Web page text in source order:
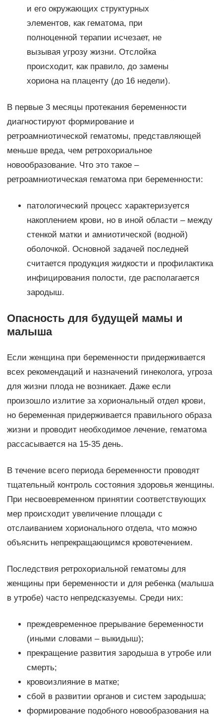
и его окружающих структурных
элементов, как гематома, при
полноценной терапии исчезает, не
вызывая угрозу жизни. Отслойка
происходит, как правило, до замены
хориона на плаценту (до 16 недели).
В первые 3 месяцы протекания беременности
диагностируют формирование и
ретроамниотической гематомы, представляющей
меньше вреда, чем ретрохориальное
новообразование. Что это такое –
ретроамниотическая гематома при беременности:
патологический процесс характеризуется
накоплением крови, но в иной области – между
стенкой матки и амниотической (водной)
оболочкой. Основной задачей последней
считается продукция жидкости и профилактика
инфицирования полости, где располагается
зародыш.
Опасность для будущей мамы и
малыша
Если женщина при беременности придерживается
всех рекомендаций и назначений гинеколога, угроза
для жизни плода не возникает. Даже если
произошло излитие за хориональный отдел крови,
но беременная придерживается правильного образа
жизни и проводит необходимое лечение, гематома
рассасывается на 15-35 день.
В течение всего периода беременности проводят
тщательный контроль состояния здоровья женщины.
При несвоевременном принятии соответствующих
мер происходит увеличение площади с
отслаиванием хорионального отдела, что можно
объяснить непрекращающимся кровотечением.
Последствия ретрохориальной гематомы для
женщины при беременности и для ребенка (малыша
в утробе) часто непредсказуемы. Среди них:
преждевременное прерывание беременности
(иными словами – выкидыш);
прекращение развития зародыша в утробе или
смерть;
кровоизлияние в матке;
сбой в развитии органов и систем зародыша;
формирование подобного новообразования на